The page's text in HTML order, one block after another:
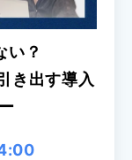
い？
き出す導入